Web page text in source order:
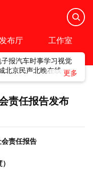
布厅 工作室
子报汽车时事学习视觉
北京民声北晚在线
责任报告发布
责任报告